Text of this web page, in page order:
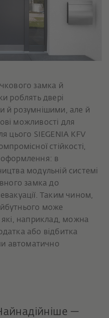
замка й
роблять двері
й розумнішими, але й
можливості для
цього SIEGENIA KFV
стійкості,
оформлення: в
модульній системі
замка до
Таким чином,
може
наприклад, можна
або відбитка
автоматично
—